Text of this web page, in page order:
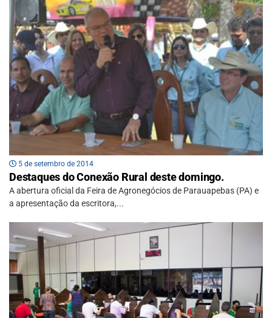
5 de setembro de 2014
Destaques do Conexão Rural deste domingo.
A abertura oficial da Feira de Agronegócios de Parauapebas (PA) e
a apresentação da escritora,...